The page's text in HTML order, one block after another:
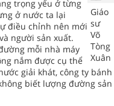
Giáo
sư
Võ
Tòng
Xuân
trọng yếu ở từng
ở nước ta lại
điều chỉnh nên mới
người sản xuất.
mỗi nhà máy
nắm được cụ thể
giải khát, công ty bánh
biết lượng đường sản